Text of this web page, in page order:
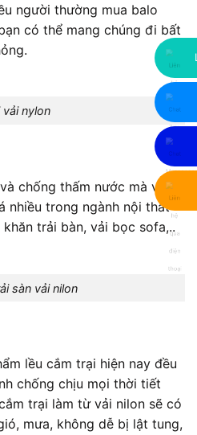
người thường mua balo
có thể mang chúng đi bất
vải nylon
chống thấm nước mà vải
nhiều trong ngành nội thất
trải bàn, vải bọc sofa,..
sàn vải nilon
lều cắm trại hiện nay đều
chống chịu mọi thời tiết
trại làm từ vải nilon sẽ có
mưa, không dễ bị lật tung,